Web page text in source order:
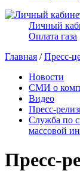
Личный
Оплата газа
Главная /Пресс-
Новости
СМИ о
Видео
Пресс-
Служба по
массовой
Пресс-